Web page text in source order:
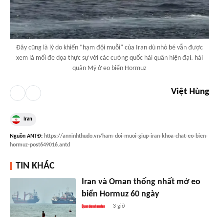
Đây cũng là lý do khiến “hạm đội muỗi” của Iran dù nhỏ bé vẫn được
xem là mối đe dọa thực sự với các cường quốc hải quân hiện đại. hải
quân Mỹ ở eo biển Hormuz
Việt Hùng
Iran
Nguồn ANTĐ: https://anninhthudo.vn/ham-doi-muoi-giup-iran-khoa-chat-eo-bien-
hormuz-post649016.antd
TIN KHÁC
Iran và Oman thống nhất mở eo
biển Hormuz 60 ngày
3 giờ